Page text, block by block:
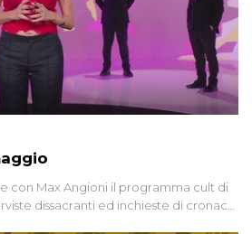
con Max Angioni il programma cult di
dissacranti ed inchieste di cronaca